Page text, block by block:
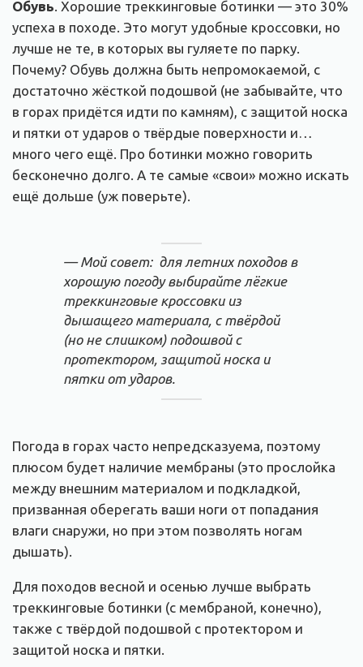
Обувь . Хорошие треккинговые ботинки — это 30%
успеха в походе. Это могут удобные кроссовки, но
лучше не те, в которых вы гуляете по парку.
Почему? Обувь должна быть непромокаемой, с
достаточно жёсткой подошвой (не забывайте, что
в горах придётся идти по камням), с защитой носка
и пятки от ударов о твёрдые поверхности и…
много чего ещё. Про ботинки можно говорить
бесконечно долго. А те самые «свои» можно искать
ещё дольше (уж поверьте).
— Мой совет: для летних походов в
хорошую погоду выбирайте лёгкие
треккинговые кроссовки из
дышащего материала, с твёрдой
(но не слишком) подошвой с
протектором, защитой носка и
пятки от ударов.
Погода в горах часто непредсказуема, поэтому
плюсом будет наличие мембраны (это прослойка
между внешним материалом и подкладкой,
призванная оберегать ваши ноги от попадания
влаги снаружи, но при этом позволять ногам
дышать).
Для походов весной и осенью лучше выбрать
треккинговые ботинки (с мембраной, конечно),
также с твёрдой подошвой с протектором и
защитой носка и пятки.